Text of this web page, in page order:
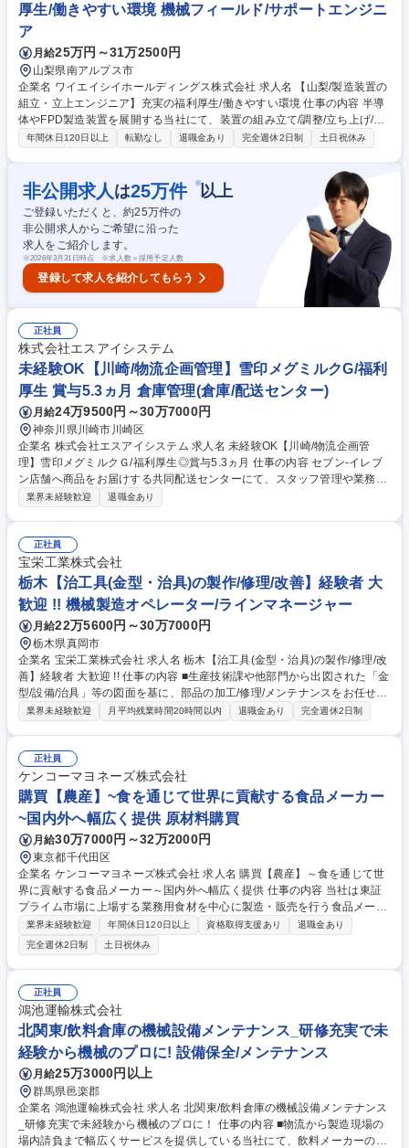
厚生/働きやすい環境 機械フィールド/サポートエンジニ
ア
月給25万円～31万2500円
山梨県南アルプス市
企業名 ワイエイシイホールディングス株式会社 求人名 【山梨/製造装置の
組立・立上エンジニア】充実の福利厚生/働きやすい環境 仕事の内容 半導
体やFPD製造装置を展開する当社にて、装置の組み立て/調整/立ち上げ/保
守サービス/メンテナンス業務をご担当。デジタル社会において重要な役割
ＦＰＤ製造装置の組み立て、調整、国内外での立ち上げ業務 ■納品後の保
守サービス、定期メンテナンス、トラブル対応全般 【出張】国内外への出
張あり■組立・調整時は平日中心の短期出張■装置据付時は1回あたり約1
か月の長期出張となる場合があります。 ※宿泊・交通費は実費支給、別途
出張手当有 ※案件は１人から複数名での対応まで様々です。 ※建物の改
変を伴う業務は含まない。 募集職種 【山梨/製造装置の組立・立上エンジ
ニア】充実の福利厚生/働きやすい環境
年間休日120日以上 転勤なし 退職金あり 完全週休2日制 土日祝休み
非公開求人 は25万件 ※以上
ご登録いただくと、約25万件の
非公開求人からご希望に沿った
求人をご紹介します。
※2026年3月31日時点 ※求人数＝採用予定人数
登録して求人を紹介してもらう
正社員
株式会社エスアイシステム
未経験OK【川崎/物流企画管理】雪印メグミルクG/福利
厚生 賞与5.3ヵ月 倉庫管理(倉庫/配送センター)
月給24万9500円～30万7000円
神奈川県川崎市川崎区
企業名 株式会社エスアイシステム 求人名 未経験OK【川崎/物流企画管
理】雪印メグミルクＧ/福利厚生◎賞与5.3ヵ月 仕事の内容 セブン‐イレブ
ン店舗へ商品をお届けする共同配送センターにて、スタッフ管理や業務改
善、仕組み構築など、フローズン庫内全体の管理を担当。現場スタッフや
担う”司令塔”として、日々の「食」を支える現場運営の仕事です。【詳
細】■作業進捗の確認や現場スタッフへの指示・フォロー ■シフト作成、
勤怠確認などスタッフの労務管理 ■安全ルールの徹底による事故防止と現
場改善提案 ■商品仕分けの生産性向上に向けた改善・仕組み構築 など 募
集職種 未経験OK【川崎/物流企画管理】雪印メグミルクＧ/福利厚生◎賞与
5.3ヵ月
業界未経験歓迎 退職金あり
正社員
宝栄工業株式会社
栃木【治工具(金型・治具)の製作/修理/改善】経験者 大
歓迎 !! 機械製造オペレーター/ラインマネージャー
月給22万5600円～30万7000円
栃木県真岡市
企業名 宝栄工業株式会社 求人名 栃木【治工具(金型・治具)の製作/修理/改
善】経験者 大歓迎 !! 仕事の内容 ■生産技術課や他部門から出図された「金
型/設備/治具」等の図面を基に、部品の加工/修理/メンテナンスをお任せし
ます。■得意先からの受注部品を生産するために必要なツール（金型/治具/
です。 ■作業においては、工作機械（マシニングセンタ/NC加工機/汎用フ
ライス盤/汎用旋盤）等のオペレーターをはじめ、溶接作業や板金プレス金
型の修理/メンテナンス等、あらゆる分野で活躍していただきます。 ■業務
に必要な資格などは、就業の範囲内で取得していただきます。 募集職種
栃木【治工具(金型・治具)の製作/修理/改善】経験者 大歓迎 !!
業界未経験歓迎 月平均残業時間20時間以内 退職金あり 完全週休2日制
正社員
ケンコーマヨネーズ株式会社
購買【農産】~食を通じて世界に貢献する食品メーカー
~国内外へ幅広く提供 原材料購買
月給30万7000円～32万2000円
東京都千代田区
企業名 ケンコーマヨネーズ株式会社 求人名 購買【農産】～食を通じて世
界に貢献する食品メーカー～国内外へ幅広く提供 仕事の内容 当社は東証
プライム市場に上場する業務用食材を中心に製造・販売を行う食品メーカ
ーです。商品に使用する原材料（鶏卵・農産物等）の購買業務をお任せし
ます。主な業務内容は下記となります。 ・仕入先との数量、品質、価格、
納期の交渉 ・原材料の在庫管理 ・社内関係部署との調整業務 ・原料クレ
ームや欠品対応 ・仕入先工場の品質監査 ・仕入先や原材料の新規開拓 ・
月2回程度の短期（1～2日間）での国内出張 ・年4回程度の長期（1週間程
度）海外出張の可能性あり 募集職種 購買【農産】～食を通じて世界に貢
献する食品メーカー～国内外へ幅広く提供
業界未経験歓迎 年間休日120日以上 資格取得支援あり
退職金あり
完全週休2日制
土日祝休み
正社員
鴻池運輸株式会社
北関東/飲料倉庫の機械設備メンテナンス_研修充実で未
経験から機械のプロに! 設備保全/メンテナンス
月給25万3000円以上
群馬県邑楽郡
企業名 鴻池運輸株式会社 求人名 北関東/飲料倉庫の機械設備メンテナンス
_研修充実で未経験から機械のプロに！ 仕事の内容 ■物流から製造現場の
場内請負まで幅広くサービスを提供している当社にて、飲料メーカーの製